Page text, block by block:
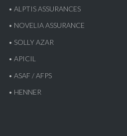
• ALPTIS ASSURANCES
• NOVELIA ASSURANCE
• SOLLY AZAR
• APICIL
• ASAF / AFPS
• HENNER